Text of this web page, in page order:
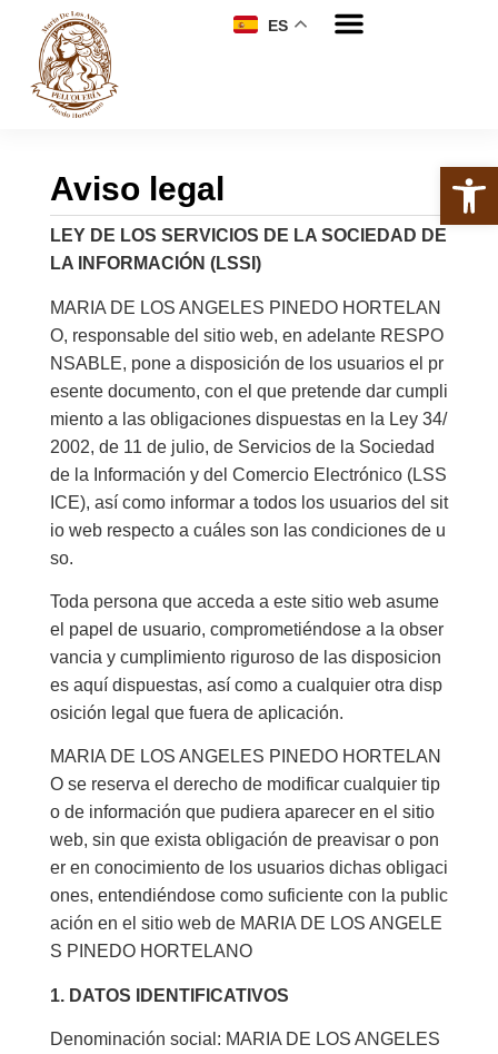
Abrir
ES
Aviso legal
LEY DE LOS SERVICIOS DE LA SOCIEDAD DE
LA INFORMACIÓN (LSSI)
MARIA DE LOS ANGELES PINEDO HORTELAN
O, responsable del sitio web, en adelante RESPO
NSABLE, pone a disposición de los usuarios el pr
esente documento, con el que pretende dar cumpli
miento a las obligaciones dispuestas en la Ley 34/
2002, de 11 de julio, de Servicios de la Sociedad
de la Información y del Comercio Electrónico (LSS
ICE), así como informar a todos los usuarios del sit
io web respecto a cuáles son las condiciones de u
so.
Toda persona que acceda a este sitio web asume
el papel de usuario, comprometiéndose a la obser
vancia y cumplimiento riguroso de las disposicion
es aquí dispuestas, así como a cualquier otra disp
osición legal que fuera de aplicación.
MARIA DE LOS ANGELES PINEDO HORTELAN
O se reserva el derecho de modificar cualquier tip
o de información que pudiera aparecer en el sitio
web, sin que exista obligación de preavisar o pon
er en conocimiento de los usuarios dichas obligaci
ones, entendiéndose como suficiente con la public
ación en el sitio web de MARIA DE LOS ANGELE
S PINEDO HORTELANO
1. DATOS IDENTIFICATIVOS
Denominación social: MARIA DE LOS ANGELES